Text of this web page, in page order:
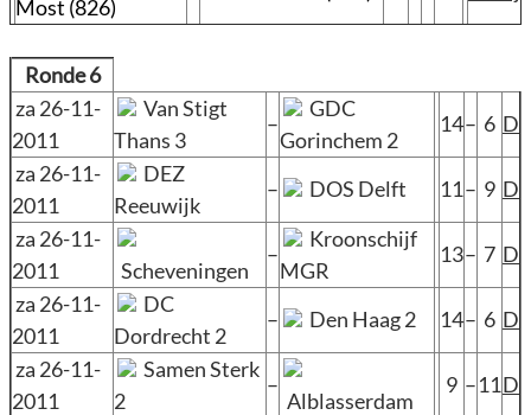
Most (826)
Ronde 6
za 26-11-
2011
Van Stigt
Thans 3
–
GDC
Gorinchem 2
14– 6 D
za 26-11-
2011
DEZ
Reeuwijk
– DOS Delft 11– 9 D
za 26-11-
2011
Scheveningen
–
Kroonschijf
MGR
13– 7 D
za 26-11-
2011
DC
Dordrecht 2
– Den Haag 2 14– 6 D
za 26-11-
2011
Samen Sterk
2
–
Alblasserdam
9 –11D